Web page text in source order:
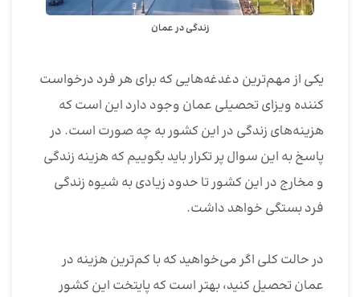
زندگی در عمان
یکی از مهم‌ترین دغدغه‌هایی که برای هر فرد درخواست
کننده ویزای تحصیلی عمان وجود دارد این است که
هزینه‌های زندگی در این کشور به چه صورت است. در
پاسخ به این سوال پر تکرار باید بگوییم که هزینه زندگی
و مخارج در این کشور تا حدود زیادی به شیوه زندگی
فرد بستگی خواهد داشت.
در حالت کلی اگر می‌خواهید که با کم‌ترین هزینه در
عمان تحصیل کنید، بهتر است که پایتخت این کشور